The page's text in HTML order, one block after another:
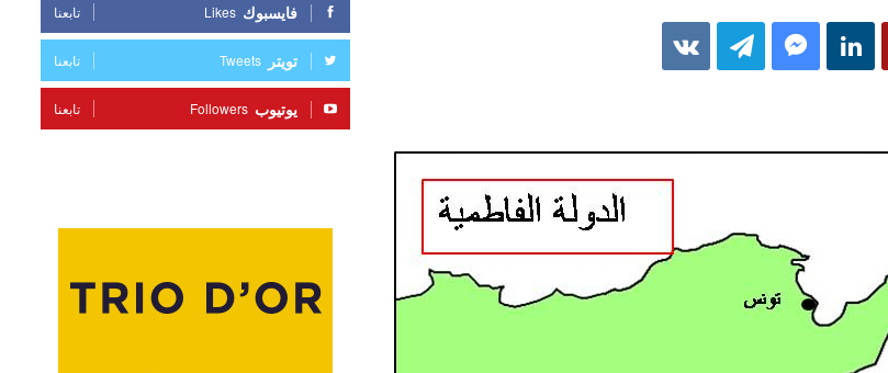
فايسبوك Likes تابعنا
تويتر Tweets تابعنا
يوتيوب Followers تابعنا